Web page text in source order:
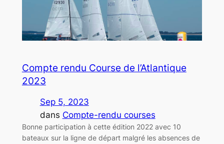
Compte rendu Course de l’Atlantique
2023
Sep 5, 2023
dans Compte-rendu courses
Bonne participation à cette édition 2022 avec 10
bateaux sur la ligne de départ malgré les absences de